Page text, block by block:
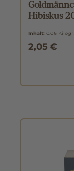
Hibiskus
Inhalt: 0.06
2,05 €